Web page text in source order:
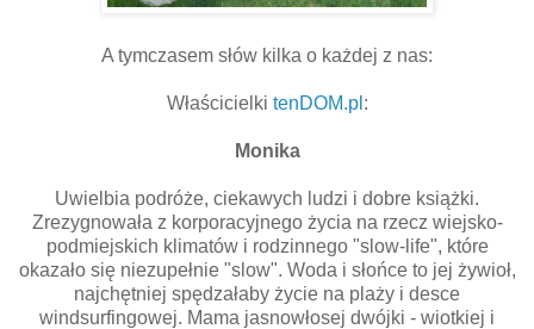
A tymczasem słów kilka o każdej z nas:
Właścicielki tenDOM.pl :
Monika
Uwielbia podróże, ciekawych ludzi i dobre książki.
Zrezygnowała z korporacyjnego życia na rzecz wiejsko-
podmiejskich klimatów i rodzinnego "slow-life", które
okazało się niezupełnie "slow". Woda i słońce to jej żywioł,
najchętniej spędzałaby życie na plaży i desce
windsurfingowej. Mama jasnowłosej dwójki - wiotkiej i